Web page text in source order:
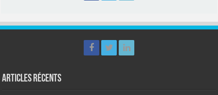
Articles récents